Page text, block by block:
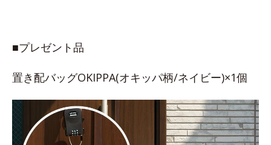
■プレゼント品
置き配バッグOKIPPA(オキッパ柄/ネイビー)×1個